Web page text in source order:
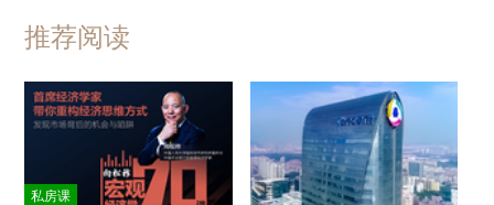
推荐阅读
私房课